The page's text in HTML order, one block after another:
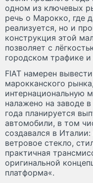
одном из ключевых
речь о Марокко, где
реализуется, но и
конструкция этой
позволяет с
городском трафике и
FIAT намерен
марокканского
интернациональную
налажено на заводе
года планируется
автомобили, в том
создавался в
ветровое стекло,
практичная
оригинальной
платформа«.